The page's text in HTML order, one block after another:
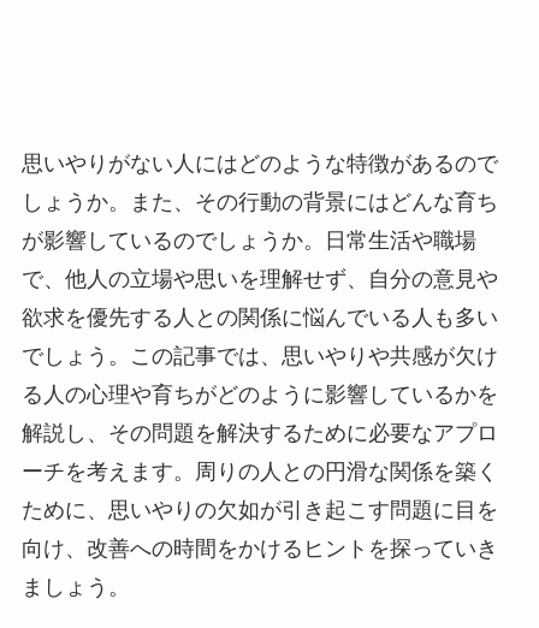
思いやりがない人にはどのような特徴があるので
しょうか。また、その行動の背景にはどんな育ち
が影響しているのでしょうか。日常生活や職場
で、他人の立場や思いを理解せず、自分の意見や
欲求を優先する人との関係に悩んでいる人も多い
でしょう。この記事では、思いやりや共感が欠け
る人の心理や育ちがどのように影響しているかを
解説し、その問題を解決するために必要なアプロ
ーチを考えます。周りの人との円滑な関係を築く
ために、思いやりの欠如が引き起こす問題に目を
向け、改善への時間をかけるヒントを探っていき
ましょう。